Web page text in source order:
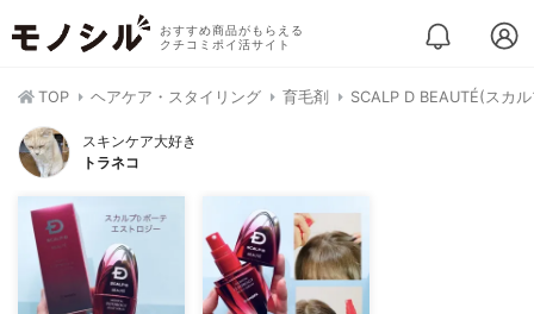
おすすめ商品がもらえる
クチコミポイ活サイト
TOP ヘアケア・スタイリング 育毛剤 SCALP D BEAUTÉ(スカ
スキンケア大好き
トラネコ